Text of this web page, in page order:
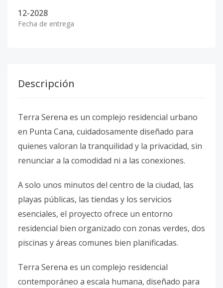
12-2028
Fecha de entrega
Descripción
Terra Serena es un complejo residencial urbano
en Punta Cana, cuidadosamente diseñado para
quienes valoran la tranquilidad y la privacidad, sin
renunciar a la comodidad ni a las conexiones.
A solo unos minutos del centro de la ciudad, las
playas públicas, las tiendas y los servicios
esenciales, el proyecto ofrece un entorno
residencial bien organizado con zonas verdes, dos
piscinas y áreas comunes bien planificadas.
Terra Serena es un complejo residencial
contemporáneo a escala humana, diseñado para